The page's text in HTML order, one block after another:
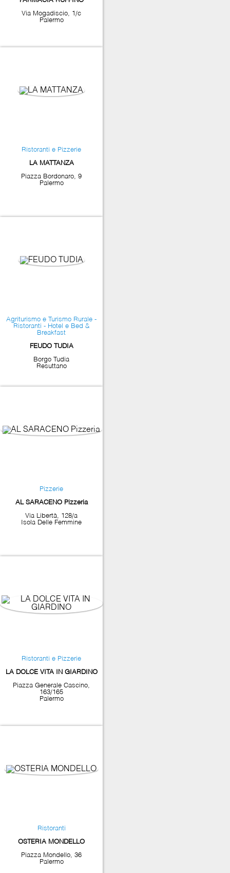
Via Mogadiscio, 1/c
Palermo
Ristoranti e Pizzerie
LA MATTANZA
Piazza Bordonaro, 9
Palermo
Agriturismo e Turismo Rurale -
Ristoranti - Hotel e Bed &
Breakfast
FEUDO TUDIA
Borgo Tudia
Resuttano
Pizzerie
AL SARACENO Pizzeria
Via Libertà, 128/a
Isola Delle Femmine
Ristoranti e Pizzerie
LA DOLCE VITA IN GIARDINO
Piazza Generale Cascino,
163/165
Palermo
Ristoranti
OSTERIA MONDELLO
Piazza Mondello, 36
Palermo